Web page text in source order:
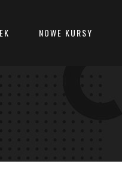
NOWE KURSY